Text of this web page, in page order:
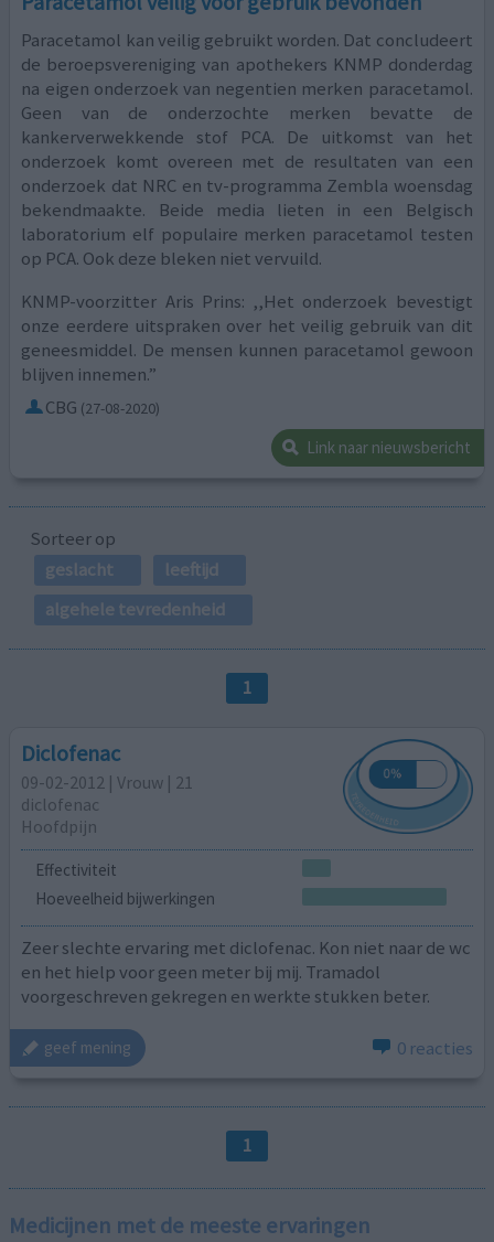
Paracetamol kan veilig gebruikt worden. Dat concludeert
de beroepsvereniging van apothekers KNMP donderdag
na eigen onderzoek van negentien merken paracetamol.
Geen van de onderzochte merken bevatte de
kankerverwekkende stof PCA. De uitkomst van het
onderzoek komt overeen met de resultaten van een
onderzoek dat NRC en tv-programma Zembla woensdag
bekendmaakte. Beide media lieten in een Belgisch
laboratorium elf populaire merken paracetamol testen
op PCA. Ook deze bleken niet vervuild.
KNMP-voorzitter Aris Prins: ,,Het onderzoek bevestigt
onze eerdere uitspraken over het veilig gebruik van dit
geneesmiddel. De mensen kunnen paracetamol gewoon
blijven innemen.”
CBG (27-08-2020)
Link naar nieuwsbericht
Sorteer op
geslacht
leeftijd
algehele tevredenheid
1
Diclofenac
09-02-2012 | Vrouw | 21
diclofenac
Hoofdpijn
Effectiviteit
Hoeveelheid bijwerkingen
Zeer slechte ervaring met diclofenac. Kon niet naar de wc
en het hielp voor geen meter bij mij. Tramadol
voorgeschreven gekregen en werkte stukken beter.
geef mening 0 reacties
1
Medicijnen met de meeste ervaringen